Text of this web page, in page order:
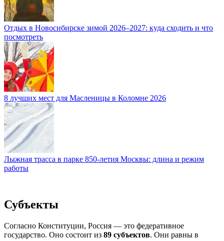
Отдых в Новосибирске зимой 2026–2027: куда сходить и что
посмотреть
8 лучших мест для Масленицы в Коломне 2026
Лыжная трасса в парке 850-летия Москвы: длина и режим
работы
Субъекты
Согласно Конституции, Россия — это федеративное
государство. Оно состоит из 89 субъектов. Они равны в